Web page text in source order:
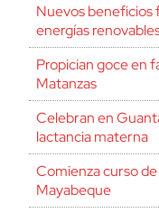
Nuevos beneficios
energías
Propician goce en
Matanzas
Celebran en
lactancia materna
Comienza curso
Mayabeque